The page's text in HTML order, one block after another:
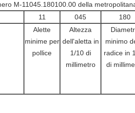
M-11045.180100.00 della
11 045 180
Alette
minime per
pollice
Altezza
dell'aletta in
1/10 di
millimetro
minimo
radice in
di